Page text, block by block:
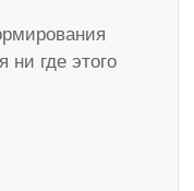
ни где этого